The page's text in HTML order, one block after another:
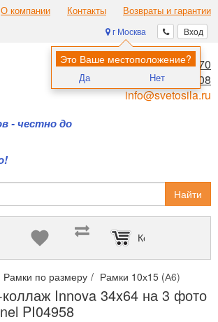
О компании Контакты Возвраты и гарантии
Вход
г Москва
Это Ваше местоположение?
Да Нет
- честно до
8 (495) 970-00-70
8 (800) 700-11-08
info@svetosila.ru
Найти
Корзина пуста
Рамки по размеру Рамки 10х15 (А6)
Innova 34x64 на 3 фото
PI04958